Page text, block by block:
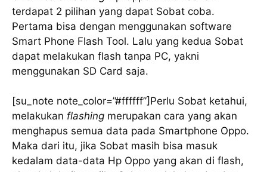
terdapat 2 pilihan yang dapat Sobat coba.
Pertama bisa dengan menggunakan software
Smart Phone Flash Tool. Lalu yang kedua Sobat
dapat melakukan flash tanpa PC, yakni
menggunakan SD Card saja.
[su_note note_color=”#ffffff”]Perlu Sobat ketahui,
melakukan flashing merupakan cara yang akan
menghapus semua data pada Smartphone Oppo.
Maka dari itu, jika Sobat masih bisa masuk
kedalam data-data Hp Oppo yang akan di flash,